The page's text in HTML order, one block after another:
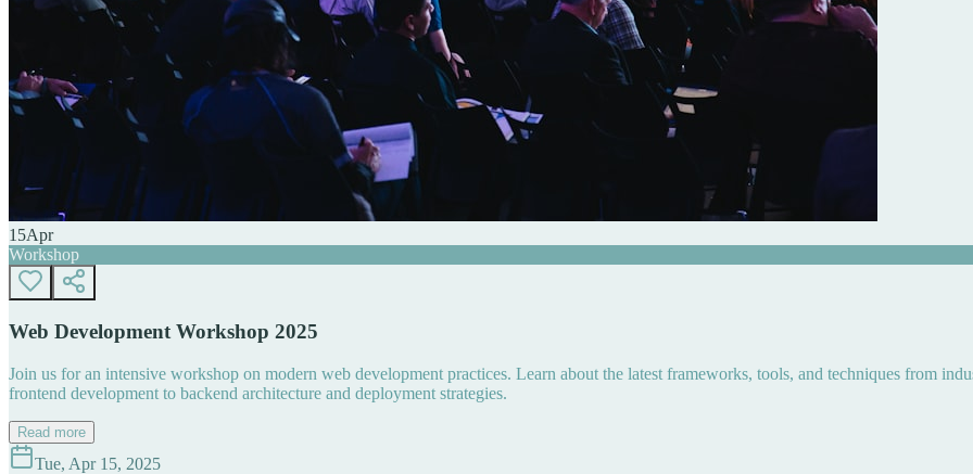
15Apr
Workshop
Web Development Workshop 2025
Join us for an intensive workshop on modern web development practices. Learn about the latest frameworks, tools, and techniques from
frontend development to backend architecture and deployment strategies.
Read more
Tue, Apr 15, 2025